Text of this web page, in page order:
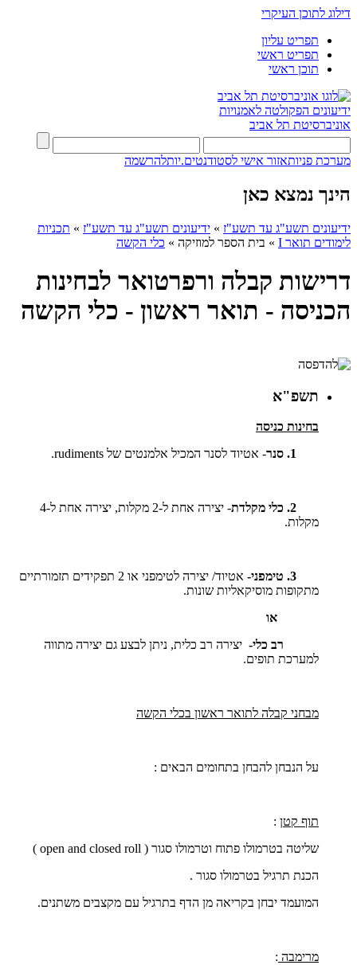
דילוג לתוכן העיקרי
תפריט עליון
תפריט ראשי
תוכן ראשי
ידיעונים הפקולטה לאמנויות
אוניברסיטת תל אביב
מערכת פניותאזור אישי לסטודנטים.יותלהרשמה
הינך נמצא כאן
ידיעונים תשע"ג עד תשע"ז » ידיעונים תשע"ג עד תשע"ז » תכניות
לימודים תואר I
» בית הספר למוזיקה » כלי הקשה
דרישות קבלה ורפרטואר לבחינות
הכניסה - תואר ראשון - כלי הקשה
תשפ"א
בחינות כניסה
- אטיוד לסנר המכיל אלמנטים של rudiments
.
- יצירה אחת ל-2 מקלות, יצירה אחת ל-4
מקלות.
אטיוד/ יצירה לטימפני או 2 תפקידים תזמורתיים
מתקופות מוסיקאליות שונות.
או
רב כלי- יצירה רב כלית, ניתן לבצע גם יצירה מתווה
למערכת תופים.
מבחני קבלה לתואר ראשון בכלי הקשה
על הנבחן להבחן בתחומים הבאים :
תוף קטן :
שליטה בטרמולו פתוח וטרמולו סגור ( open and closed roll
)
הכנת תרגיל בטרמולו סגור .
המועמד יבחן בקריאה מן הדף בתרגיל עם מקצבים משתנים.
מרימבה :